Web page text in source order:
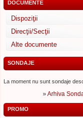
DOCUMENTE
Dispoziţii
Direcţii/Secţii
Alte documente
SONDAJE
La moment nu sunt sondaje
»Arhiva
PROMO